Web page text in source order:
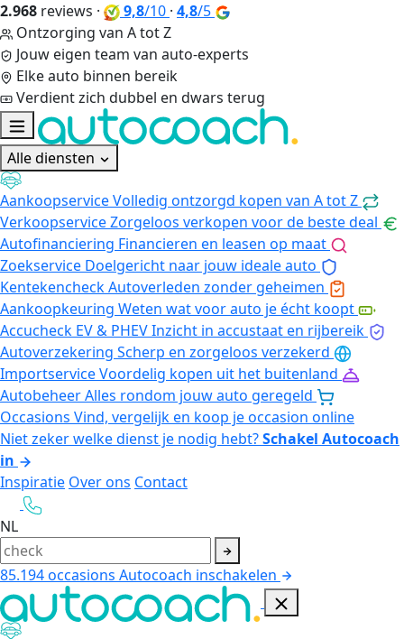
2.968 reviews · 9,8/10 · 4,8/5
Ontzorging van A tot Z
Jouw eigen team van auto-experts
Elke auto binnen bereik
Verdient zich dubbel en dwars terug
Alle diensten
AankoopserviceVolledig ontzorgd kopen van A tot Z
VerkoopserviceZorgeloos verkopen voor de beste deal
Autofinanciering Financieren en leasen op maat
Zoekservice Doelgericht naar jouw ideale auto
KentekencheckAutoverleden zonder geheimen
Aankoopkeuring Weten wat voor auto je écht koopt
Accucheck EV & PHEVInzicht in accustaat en rijbereik
Autoverzekering Scherp en zorgeloos verzekerd
ImportserviceVoordelig kopen uit het buitenland
AutobeheerAlles rondom jouw auto geregeld
Occasions Vind, vergelijk en koop je occasion online
Niet zeker welke dienst je nodig hebt?Schakel Autocoach
in
Inspiratie Over ons Contact
NL
85.194occasions Autocoach inschakelen